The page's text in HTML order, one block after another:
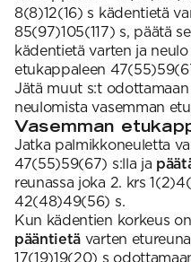
8(8)12(16) s kädentietä
85(97)105(117) s, päätä
kädentietä varten ja
etukappaleen
Jätä muut s:t
neulomista vasemman
Vasemman
Jatka palmikkoneuletta
47(55)59(67) s:lla ja
reunassa joka 2. krs
42(48)49(56) s.
Kun kädentien korkeus
pääntietä varten
17(19)19(20) s